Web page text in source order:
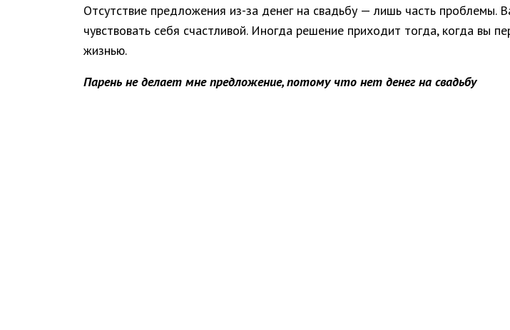
Отсутствие предложения из-за денег на свадьбу — лишь часть проблемы.
чувствовать себя счастливой. Иногда решение приходит тогда, когда вы
жизнью.
Парень не делает мне предложение, потому что нет денег на свадьбу